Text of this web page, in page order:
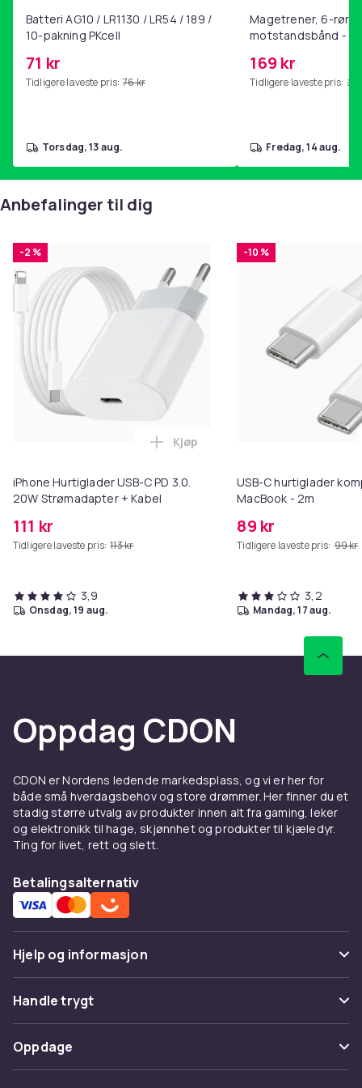
Batteri AG10 / LR1130 / LR54 / 189 /
10-pakning PKcell
71 kr
Tidligere laveste pris: 76 kr
torsdag, 13 aug.
Magetrener, 6-rørs
motstandsbånd -
hjemmegymnastikk
169 kr
Tidligere laveste pris:
fredag, 14 aug.
Anbefalinger til dig
-2 %
iPhone Hurtiglader USB-C PD 3.0.
20W Strømadapter + Kabel
111 kr
Tidligere laveste pris: 113 kr
Legg iPhone Hurtiglader USB-C
Kjøp
3,9
onsdag, 19 aug.
-10 %
USB-C hurtiglader
MacBook - 2m
89 kr
Tidligere laveste pris: 99 kr
3,2
mandag, 17 aug.
Oppdag CDON
CDON er Nordens ledende markedsplass, og vi er her for
både små hverdagsbehov og store drømmer. Her finner du et
stadig større utvalg av produkter innen alt fra gaming, leker
og elektronikk til hage, skjønnhet og produkter til kjæledyr.
Ting for livet, rett og slett.
Betalingsalternativ
Hjelp og informasjon
Vanlige spørsmål
Spor pakke
Angre & returner her
Handle trygt
Betaling
Levering
Oppdage